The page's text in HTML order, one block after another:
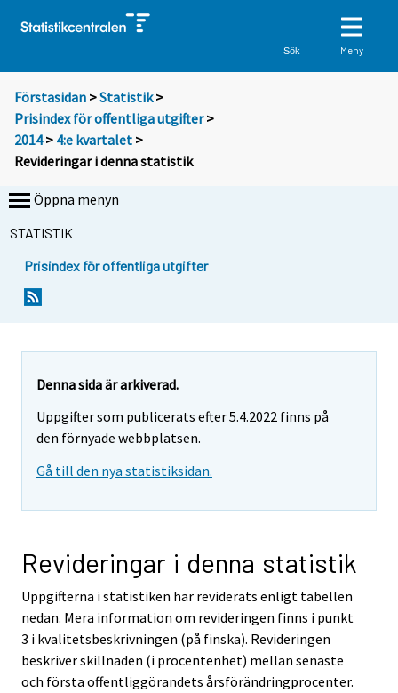
Sök Meny
Förstasidan >Statistik >
Prisindex för offentliga utgifter>
2014> 4:e kvartalet >
Revideringar i denna statistik
Öppna menyn
STATISTIK
Prisindex för offentliga utgifter
Denna sida är arkiverad.
Uppgifter som publicerats efter 5.4.2022 finns på
den förnyade webbplatsen.
Gå till den nya statistiksidan.
Revideringar i denna statistik
Uppgifterna i statistiken har reviderats enligt tabellen
nedan. Mera information om revideringen finns i punkt
3 i kvalitetsbeskrivningen (på finska). Revideringen
beskriver skillnaden (i procentenhet) mellan senaste
och första offentliggörandets årsförändringprocenter.